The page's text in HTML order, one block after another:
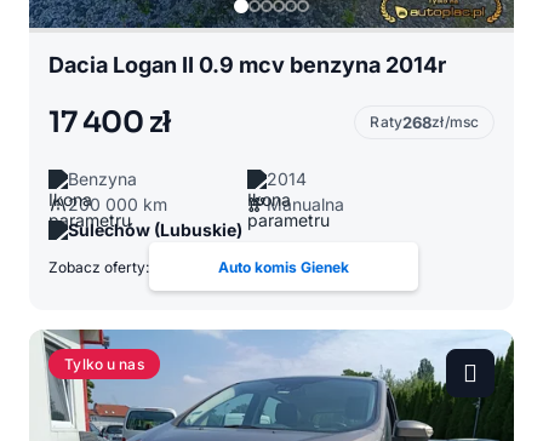
Dacia Logan II 0.9 mcv benzyna 2014r
17 400 zł Raty268zł/msc
Benzyna
2014
200 000 km
Manualna
Sulechów (Lubuskie)
Zobacz oferty: Auto komis Gienek
Tylko u nas